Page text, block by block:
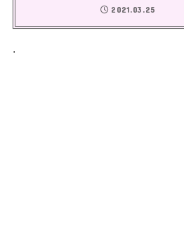
2021.03.25
.